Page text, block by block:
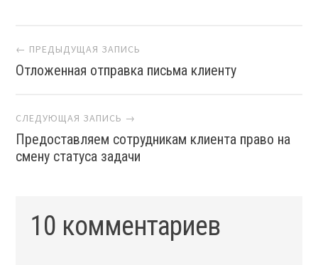
Навигация
← ПРЕДЫДУЩАЯ ЗАПИСЬ
Отложенная отправка письма клиенту
СЛЕДУЮЩАЯ ЗАПИСЬ →
Предоставляем сотрудникам клиента право на
смену статуса задачи
10 комментариев